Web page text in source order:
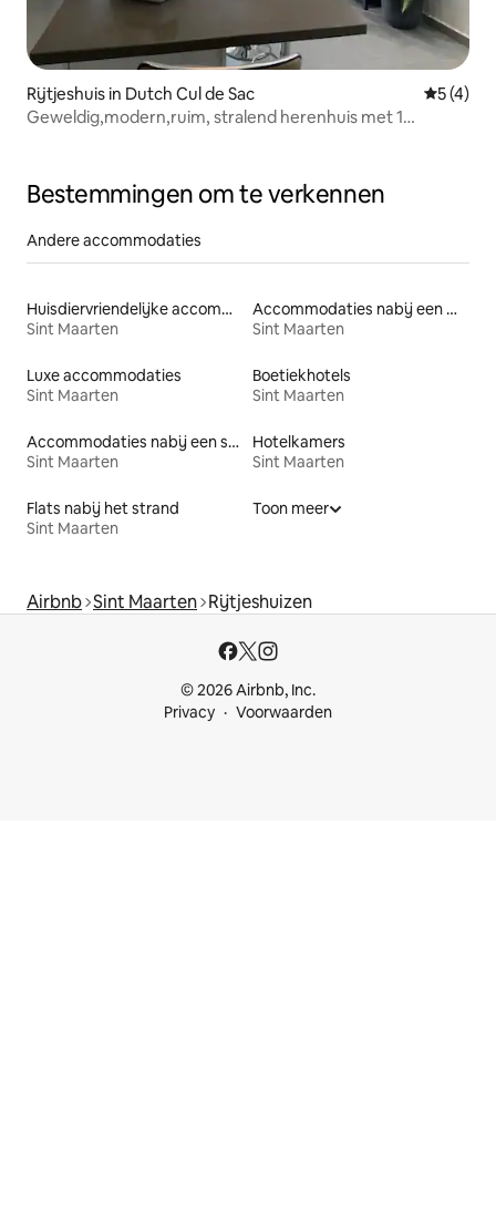
Rijtjeshuis in Dutch Cul de Sac
5 (4)
Geweldig,modern,ruim, stralend herenhuis met 1
Bestemmingen om te verkennen
Andere accommodaties
Huisdiervriendelijke accommodaties
Sint Maarten
Accommodaties nabij een meer
Sint Maarten
Luxe accommodaties
Sint Maarten
Boetiekhotels
Sint Maarten
Accommodaties nabij een strand
Sint Maarten
Hotelkamers
Sint Maarten
Flats nabij het strand
Sint Maarten
Toon meer
Airbnb Sint Maarten Rijtjeshuizen
© 2026 Airbnb, Inc.
Privacy
Voorwaarden